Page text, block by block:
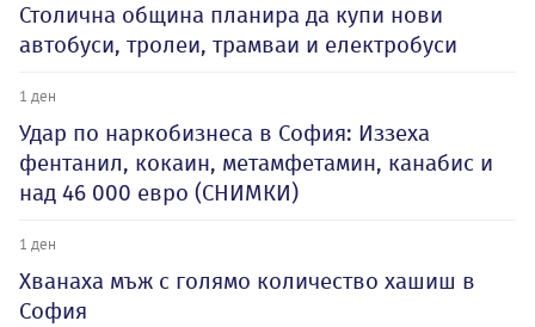
Столична община планира да купи нови
автобуси, тролеи, трамваи и електробуси
1 ден
Удар по наркобизнеса в София: Иззеха
фентанил, кокаин, метамфетамин, канабис и
над 46 000 евро (СНИМКИ)
1 ден
Хванаха мъж с голямо количество хашиш в
София